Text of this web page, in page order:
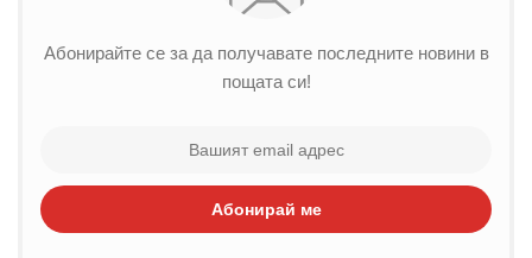
Абонирайте се за да получавате последните новини в
пощата си!
Абонирай ме